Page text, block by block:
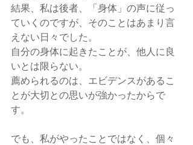
結果、私は後者、「身体」の声に従っ
ていくのですが、そのことはあまり言
えない日々でした。
自分の身体に起きたことが、他人に良
いとは限らない。
薦められるのは、エビデンスがあるこ
とが大切との思いが強かったからで
す。
でも、私がやったことではなく、個々